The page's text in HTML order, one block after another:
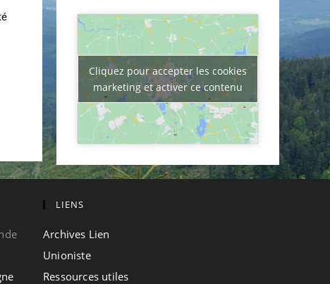
Cliquez pour accepter les cookies
marketing et activer ce contenu
LIENS
Archives Lien
Unioniste
Ressources utiles